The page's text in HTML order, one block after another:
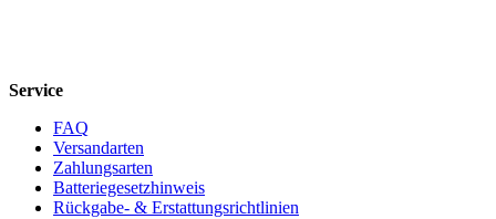
Service
FAQ
Versandarten
Zahlungsarten
Batteriegesetzhinweis
Rückgabe- & Erstattungsrichtlinien